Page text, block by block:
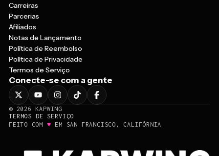
Carreiras
Parcerias
Afiliados
Notas de Lançamento
Política de Reembolso
Política de Privacidade
Termos de Serviço
Conecte-se com a gente
© 2026
KAPWING
TERMOS DE SERVIÇO
FEITO COM ♥ EM SAN FRANCISCO, CALIFÓRNIA